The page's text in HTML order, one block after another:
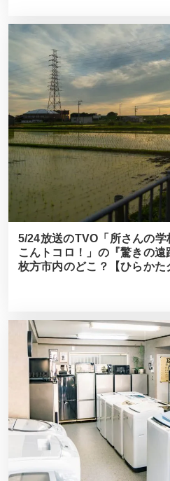
5/24放送のTVO「所さんの
こんトコロ！」の『驚きの
枚方市内のどこ？【ひらかた